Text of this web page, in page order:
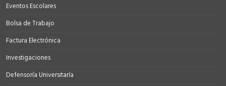
Eventos Escolares
Bolsa de Trabajo
Factura Electrónica
Investigaciones
Defensoría Universitaría